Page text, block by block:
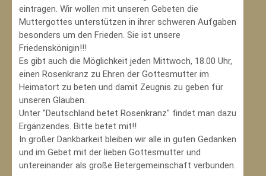
eintragen. Wir wollen mit unseren Gebeten die
Muttergottes unterstützen in ihrer schweren Aufgaben
besonders um den Frieden. Sie ist unsere
Friedenskönigin!!!
Es gibt auch die Möglichkeit jeden Mittwoch, 18.00 Uhr,
einen Rosenkranz zu Ehren der Gottesmutter im
Heimatort zu beten und damit Zeugnis zu geben für
unseren Glauben.
Unter "Deutschland betet Rosenkranz" findet man dazu
Ergänzendes. Bitte betet mit!!
In großer Dankbarkeit bleiben wir alle in guten Gedanken
und im Gebet mit der lieben Gottesmutter und
untereinander als große Betergemeinschaft verbunden.